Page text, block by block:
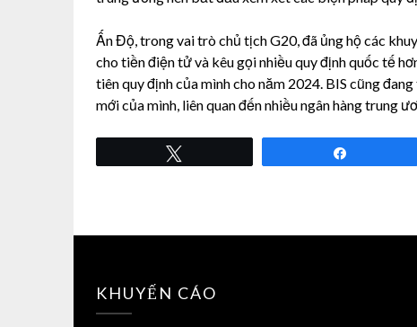
Ấn Độ, trong vai trò chủ tịch G20, đã ủng hộ các
cho tiền điện tử và kêu gọi nhiều quy định quốc tế
tiên quy định của mình cho năm 2024. BIS cũng
mới của mình, liên quan đến nhiều ngân hàng trung
KHUYẾN CÁO